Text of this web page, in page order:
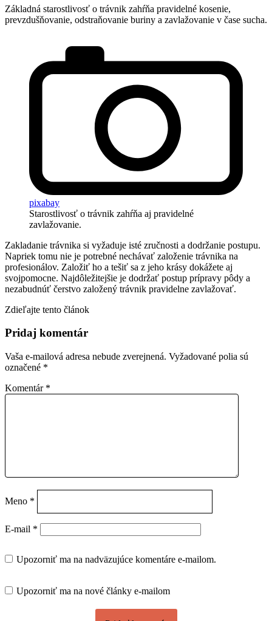
Základná starostlivosť o trávnik zahŕňa pravidelné kosenie,
prevzdušňovanie, odstraňovanie buriny a zavlažovanie v čase sucha.
pixabay
Starostlivosť o trávnik zahŕňa aj pravidelné
zavlažovanie.
Zakladanie trávnika si vyžaduje isté zručnosti a dodržanie postupu.
Napriek tomu nie je potrebné nechávať založenie trávnika na
profesionálov. Založiť ho a tešiť sa z jeho krásy dokážete aj
svojpomocne. Najdôležitejšie je dodržať postup prípravy pôdy a
nezabudnúť čerstvo založený trávnik pravidelne zavlažovať.
Zdieľajte tento článok
Pridaj komentár
Vaša e-mailová adresa nebude zverejnená. Vyžadované polia sú
označené *
Komentár *
Meno *
E-mail *
Upozorniť ma na nadväzujúce komentáre e-mailom.
Upozorniť ma na nové články e-mailom